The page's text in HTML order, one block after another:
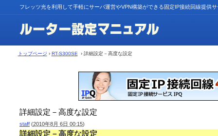
フレッツ光を利用して手軽にサーバ運営やVPN構築ができる固定IP接続回線提供
トップページ › RT-S300SE › 詳細設定－高度な設定
詳細設定－高度な設定
staff (2010年8月 6日 00:15)
詳細設定－高度な設定